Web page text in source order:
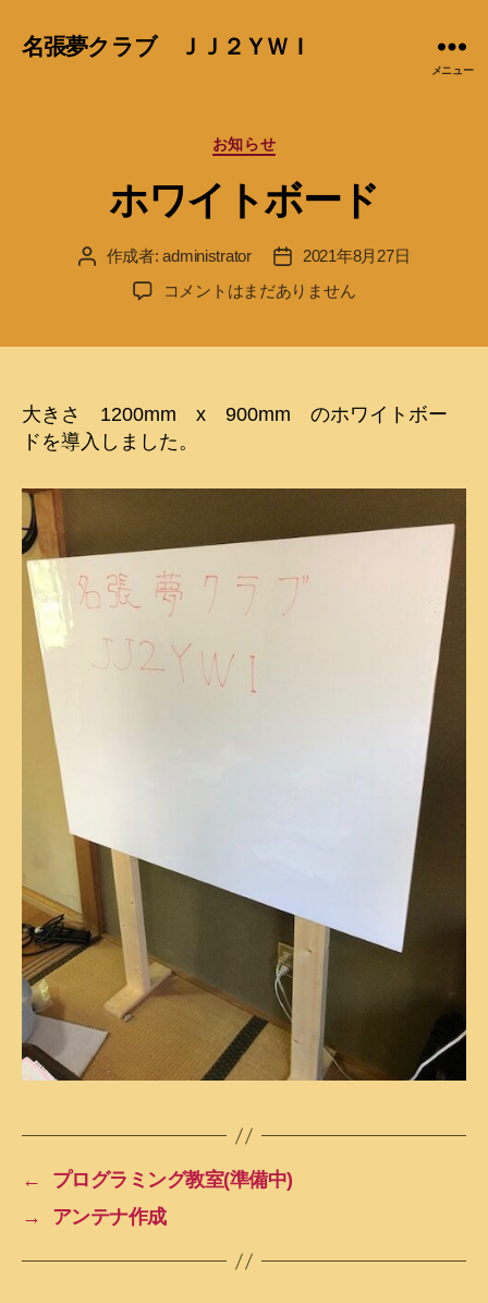
名張夢クラブ ＪＪ２ＹＷＩ
メニュー
カ
ゴ
リ
お知らせ
ホワイトボード
投 作成者:administrator
投
稿
日
2021年8月27日
ホ
ー
ド
へ
コメントはまだありません
大きさ 1200mm x 900mm のホワイトボー
ドを導入しました。
←
プログラミング教室(準備中)
→
アンテナ作成